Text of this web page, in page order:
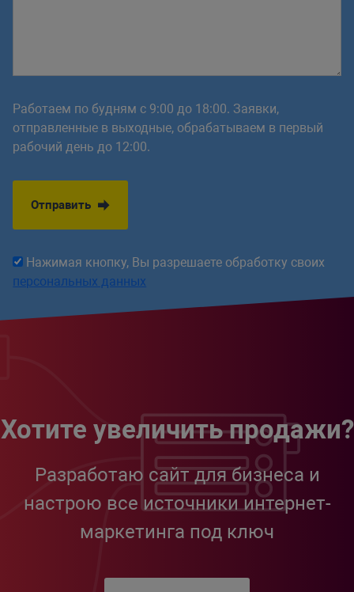
Работаем по будням с 9:00 до 18:00. Заявки,
отправленные в выходные, обрабатываем в первый
рабочий день до 12:00.
Отправить
Нажимая кнопку, Вы разрешаете обработку своих
персональных данных
Хотите увеличить продажи?
Разработаю сайт для бизнеса и
настрою все источники интернет-
маркетинга под ключ